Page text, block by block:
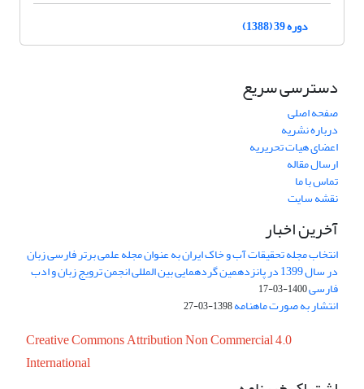
دوره 39 (1388)
دسترسی سریع
صفحه اصلی
درباره نشریه
اعضای هیات تحریریه
ارسال مقاله
تماس با ما
نقشه سایت
آخرین اخبار
انتخاب مجله تحقیقات آب و خاک ایران به عنوان مجله علمی برتر فارسی زبان
در سال 1399 در پانزدهمین گردهمایی بین المللی انجمن ترویج زبان و ادب
فارسی1400-03-17
انتشار به صورت ماهنامه1398-03-27
Creative Commons Attribution Non Commercial 4.0
International